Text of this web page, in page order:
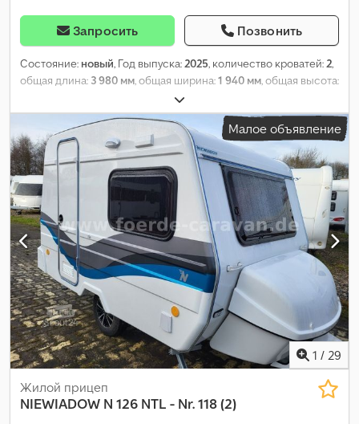
Запросить Позвонить
Состояние: новый, Год выпуска:2025, количество кроватей:2,
общая длина: 3 980 мм, общая ширина:1 940 мм, общая высота:
1 ось
Оборудование:ванная комната, отопитель стояночный,
Малое объявление
1 / 29
Жилой прицеп
NIEWIADOW N 126 NTL - Nr. 118 (2)